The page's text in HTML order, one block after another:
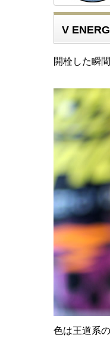
V
開栓した瞬
色は王道系